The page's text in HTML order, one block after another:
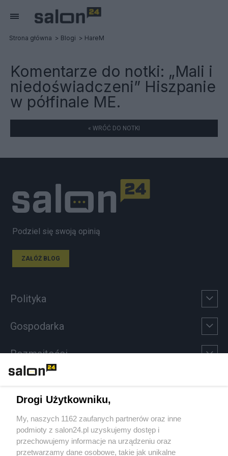
Strona główna Blogi HareM
Komentarze do notki: „Mali i
niedoświadczeni” Hiszpanie
w półfinale ME.
« WRÓĆ DO NOTKI
Podziel się swoją opinią
ZAŁÓŻ BLOG
Polityka
Gospodarka
Rozmaitości
Sport
Społeczeństwo
Drogi Użytkowniku,
My, naszych 1162 zaufanych partnerów oraz inne
podmioty z salon24.pl uzyskujemy dostęp i
przechowujemy informacje na urządzeniu oraz
przetwarzamy dane osobowe, takie jak unikalne